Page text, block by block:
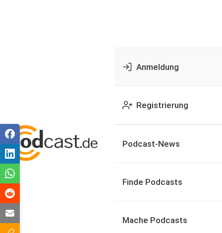
Anmeldung
Registrierung
Podcast-News
Finde Podcasts
Mache Podcasts